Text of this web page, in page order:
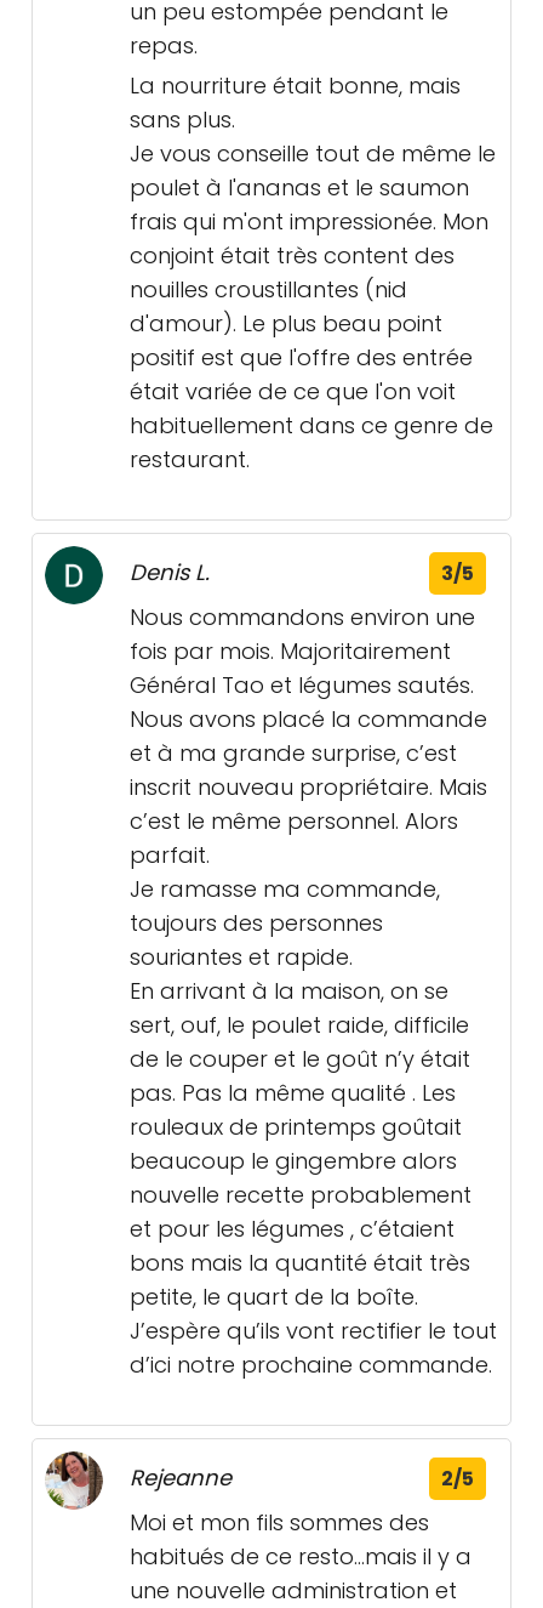
un peu estompée pendant le
repas.
La nourriture était bonne, mais
sans plus.
Je vous conseille tout de même le
poulet à l'ananas et le saumon
frais qui m'ont impressionée. Mon
conjoint était très content des
nouilles croustillantes (nid
d'amour). Le plus beau point
positif est que l'offre des entrée
était variée de ce que l'on voit
habituellement dans ce genre de
restaurant.
Denis L. 3/5
Nous commandons environ une
fois par mois. Majoritairement
Général Tao et légumes sautés.
Nous avons placé la commande
et à ma grande surprise, c’est
inscrit nouveau propriétaire. Mais
c’est le même personnel. Alors
parfait.
Je ramasse ma commande,
toujours des personnes
souriantes et rapide.
En arrivant à la maison, on se
sert, ouf, le poulet raide, difficile
de le couper et le goût n’y était
pas. Pas la même qualité . Les
rouleaux de printemps goûtait
beaucoup le gingembre alors
nouvelle recette probablement
et pour les légumes , c’étaient
bons mais la quantité était très
petite, le quart de la boîte.
J’espère qu’ils vont rectifier le tout
d’ici notre prochaine commande.
Rejeanne 2/5
Moi et mon fils sommes des
habitués de ce resto...mais il y a
une nouvelle administration et